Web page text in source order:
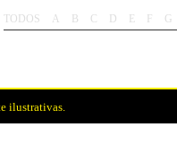
ilustrativas.